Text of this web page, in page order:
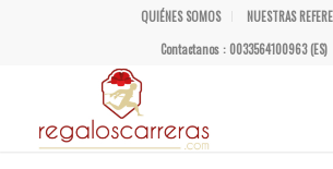
QUIÉNES SOMOS
NUESTRAS
Contactanos : 0033564100963 (ES)